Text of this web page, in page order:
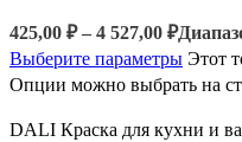
425,00 ₽ – 4 527,00 ₽
Выберите параметры Этот
Опции можно выбрать на
DALI Краска для кухни и